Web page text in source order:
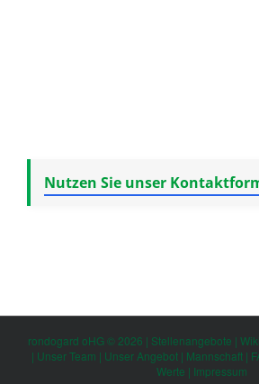
Nutzen Sie unser
rondogard oHG © 2026 | Stellenangebote | Wiki
| Unser Team | Unser Angebot| Mannschaft|
Werte | Impressum